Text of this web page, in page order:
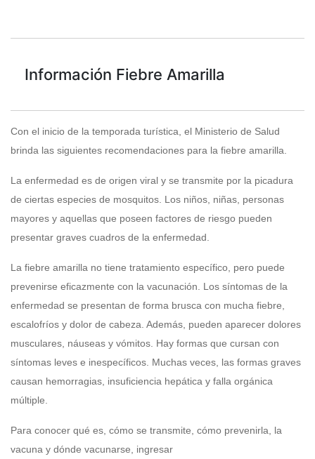
Información Fiebre Amarilla
Con el inicio de la temporada turística, el Ministerio de Salud
brinda las siguientes recomendaciones para la fiebre amarilla.
La enfermedad es de origen viral y se transmite por la picadura
de ciertas especies de mosquitos. Los niños, niñas, personas
mayores y aquellas que poseen factores de riesgo pueden
presentar graves cuadros de la enfermedad.
La fiebre amarilla no tiene tratamiento específico, pero puede
prevenirse eficazmente con la vacunación. Los síntomas de la
enfermedad se presentan de forma brusca con mucha fiebre,
escalofríos y dolor de cabeza. Además, pueden aparecer dolores
musculares, náuseas y vómitos. Hay formas que cursan con
síntomas leves e inespecíficos. Muchas veces, las formas graves
causan hemorragias, insuficiencia hepática y falla orgánica
múltiple.
Para conocer qué es, cómo se transmite, cómo prevenirla, la
vacuna y dónde vacunarse, ingresar